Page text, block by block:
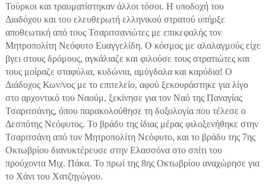
Τούρκοι και τραυματίστηκαν άλλοι τόσοι. Η υποδοχή του
Διαδόχου και του ελευθερωτή ελληνικού στρατού υπήρξε
αποθεωτική από τους Τσαριτσανιώτες με επικεφαλής τον
Μητροπολίτη Νεόφυτο Ευαγγελίδη. Ο κόσμος με αλαλαγμούς είχε
βγει στους δρόμους, αγκάλιαζε και φιλούσε τους στρατιώτες και
τους μοίραζε σταφύλια, κυδώνια, αμύγδαλα και καρύδια! Ο
Διάδοχος Κων/νος με το επιτελείο, αφού ξεκουράστηκε για λίγο
στο αρχοντικό του Ναούμ, ξεκίνησε για τον Ναό της Παναγίας
Τσαριτσάνης, όπου παρακολούθησε τη δοξολογία που τέλεσε ο
Δεσπότης Νεόφυτος. Το βράδυ της ίδιας μέρας φιλοξενήθηκε στην
Τσαριτσάνη από τον Μητροπολίτη Νεόφυτο, και το βράδυ της 7ης
Οκτωβρίου διανυκτέρευσε στην Ελασσόνα στο σπίτι του
προύχοντα Μιχ. Πάκα. Το πρωί της 8ης Οκτωβρίου αναχώρησε για
το Χάνι του Χατζηγώγου.